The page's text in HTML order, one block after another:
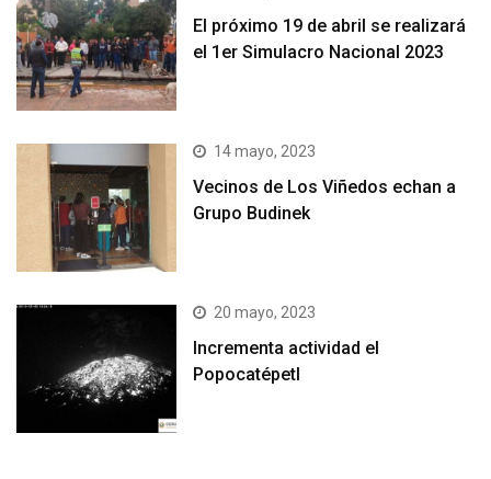
El próximo 19 de abril se realizará
el 1er Simulacro Nacional 2023
14 mayo, 2023
Vecinos de Los Viñedos echan a
Grupo Budinek
20 mayo, 2023
Incrementa actividad el
Popocatépetl